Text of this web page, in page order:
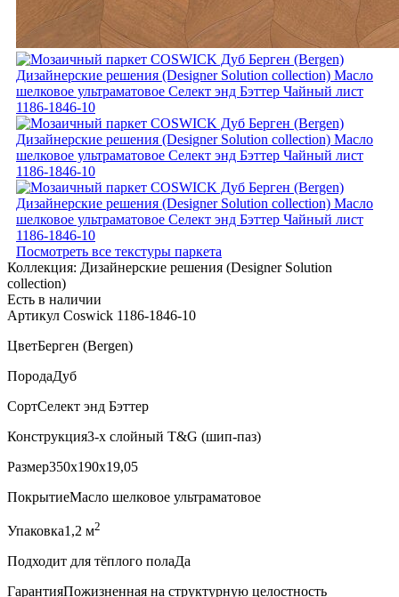
Посмотреть все текстуры паркета
Коллекция: Дизайнерские решения (Designer Solution
collection)
Есть в наличии
Артикул Coswick 1186-1846-10
ЦветБерген (Bergen)
ПородаДуб
СортСелект энд Бэттер
Конструкция3-х слойный T&G (шип-паз)
Размер350x190x19,05
ПокрытиеМасло шелковое ультраматовое
Упаковка1,2 м2
Подходит для тёплого полаДа
ГарантияПожизненная на структурную целостность